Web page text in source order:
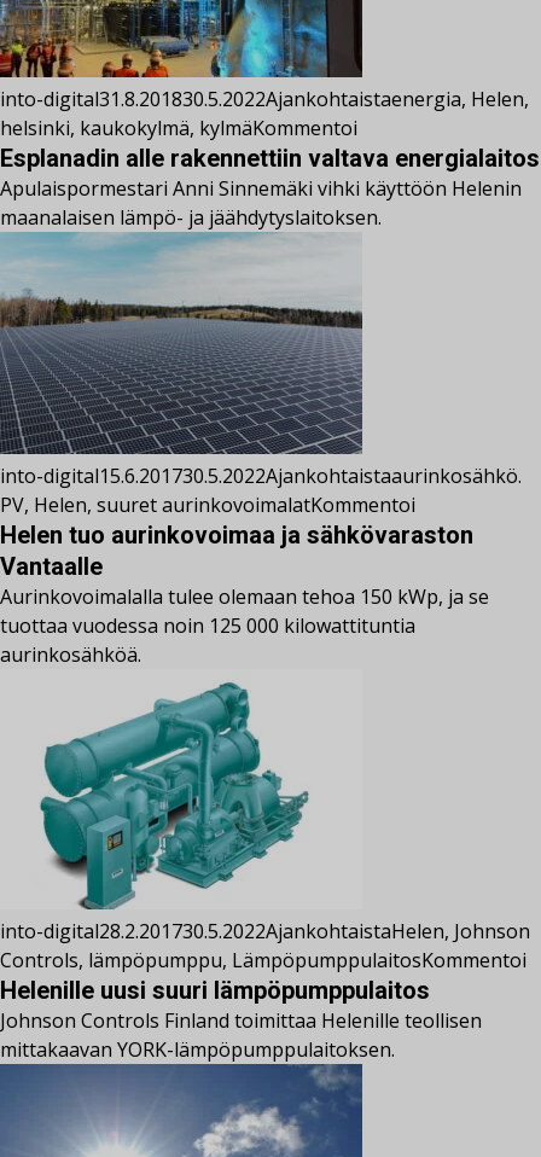
into-digital31.8.201830.5.2022Ajankohtaistaenergia, Helen,
helsinki, kaukokylmä, kylmäKommentoi
Esplanadin alle rakennettiin valtava energialaitos
Apulaispormestari Anni Sinnemäki vihki käyttöön Helenin
maanalaisen lämpö- ja jäähdytyslaitoksen.
into-digital15.6.201730.5.2022Ajankohtaistaaurinkosähkö.
PV, Helen, suuret aurinkovoimalatKommentoi
Helen tuo aurinkovoimaa ja sähkövaraston
Vantaalle
Aurinkovoimalalla tulee olemaan tehoa 150 kWp, ja se
tuottaa vuodessa noin 125 000 kilowattituntia
aurinkosähköä.
into-digital28.2.201730.5.2022AjankohtaistaHelen, Johnson
Controls, lämpöpumppu, LämpöpumppulaitosKommentoi
Helenille uusi suuri lämpöpumppulaitos
Johnson Controls Finland toimittaa Helenille teollisen
mittakaavan YORK-lämpöpumppulaitoksen.